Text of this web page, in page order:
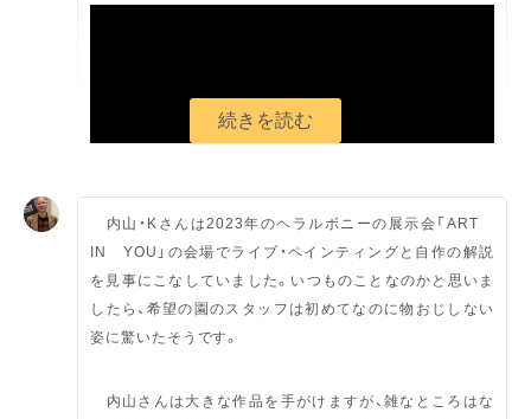
内山・Kさんは2023年のヘラルボニーの展示会「ART
IN YOU」の会場でライブ・ペインティングと自作の解説
を見事にこなしていました。いつものことなのかと思いま
したら、希望の園のスタッフは初めてなのに物おじしない
姿に驚いたそうです。
内山さんは大きな作品を手がけますが、雑なところはな